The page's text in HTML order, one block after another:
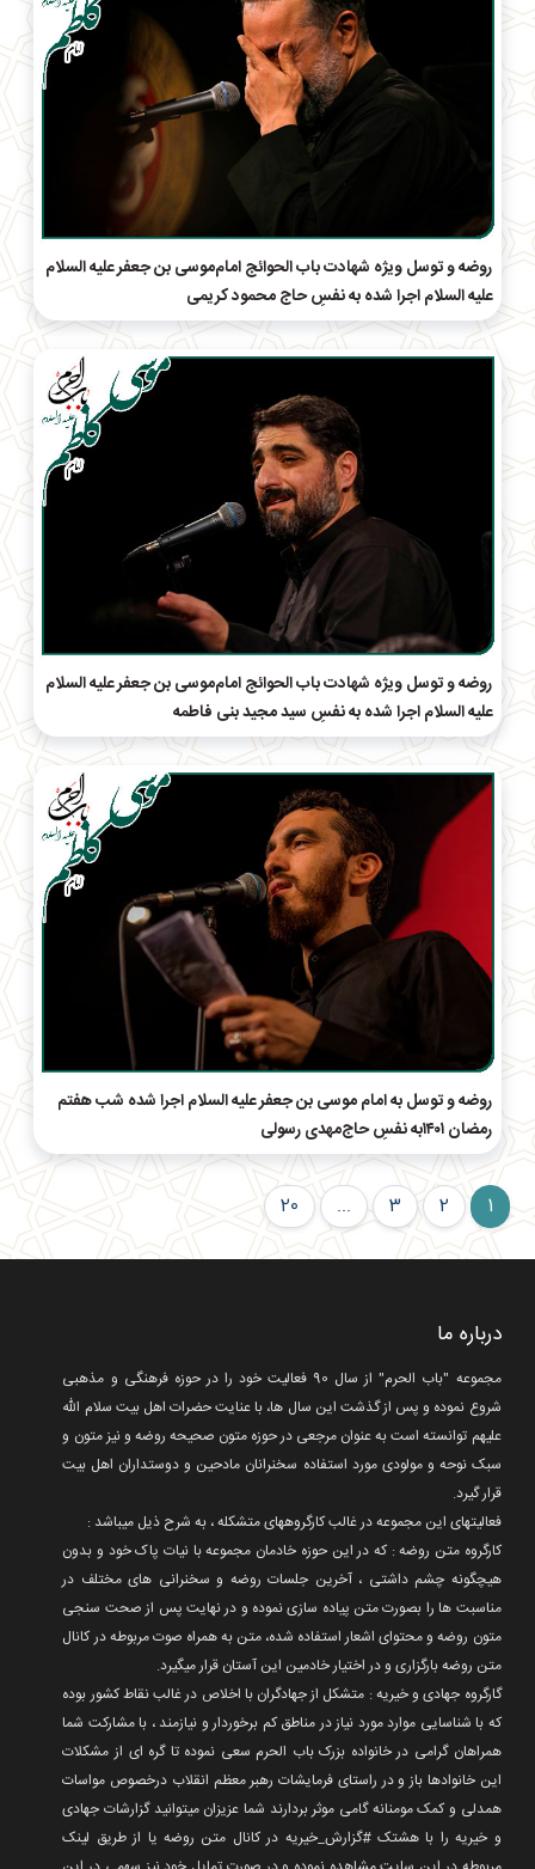
روضه و توسل ویژه شهادت باب الحوائج امام‌موسی بن جعفر علیه السلام
علیه السلام اجرا شده به نفسِ حاج محمود کریمی
روضه و توسل ویژه شهادت باب الحوائج امام‌موسی بن جعفر علیه السلام
علیه السلام اجرا شده به نفسِ سید مجید بنی فاطمه
روضه و توسل به امام موسی بن جعفر علیه السلام اجرا شده شب هفتم
رمضان ۱۴۰۱به نفسِ حاج‌مهدی رسولی
1
2
3
...
20
درباره ما
مجموعه "باب الحرم" از سال 90 فعالیت خود را در حوزه فرهنگی و مذهبی
شروع نموده و پس از گذشت این سال ها، با عنایت حضرات اهل بیت سلام الله
علیهم توانسته است به عنوان مرجعی در حوزه متون صحیحه روضه و نیز متون و
سبک نوحه و مولودی مورد استفاده سخنرانان مادحین و دوستداران اهل بیت
قرار گیرد.
فعالیتهای این مجموعه در غالب کارگروههای متشکله ، به شرح ذیل میباشد :
کارگروه متن روضه : که در این حوزه خادمان مجموعه با نیات پاک خود و بدون
هیچگونه چشم داشتی ، آخرین جلسات روضه و سخنرانی های مختلف در
مناسبت ها را بصورت متن پیاده سازی نموده و در نهایت پس از صحت سنجی
متون روضه و محتوای اشعار استفاده شده، متن به همراه صوت مربوطه در کانال
متن روضه بارگزاری و در اختیار خادمین این آستان قرار میگیرد.
گارگروه جهادی و خیریه : متشکل از جهادگران با اخلاص در غالب نقاط کشور بوده
که با شناسایی موارد مورد نیاز در مناطق کم برخوردار و نیازمند ، با مشارکت شما
همراهان گرامی در خانواده بزرک باب الحرم سعی نموده تا گره ای از مشکلات
این خانوادها باز و در راستای فرمایشات رهبر معظم انقلاب درخصوص مواسات
همدلی و کمک مومنانه گامی موثر بردارند شما عزیزان میتوانید گزارشات جهادی
و خیریه را با هشتک #گزارش_خیریه در کانال متن روضه یا از طریق لینک